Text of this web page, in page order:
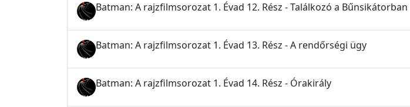
Batman: A rajzfilmsorozat 1. Évad 12. Rész - Találkozó a Bűnsikátorban
Batman: A rajzfilmsorozat 1. Évad 13. Rész - A rendőrségi ügy
Batman: A rajzfilmsorozat 1. Évad 14. Rész - Órakirály